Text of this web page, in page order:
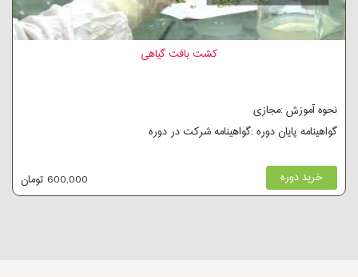
کشت بافت گیاهی
نحوه آموزش :مجازی
گواهینامه پایان دوره :گواهینامه شرکت در دوره
خرید دوره 600,000 تومان